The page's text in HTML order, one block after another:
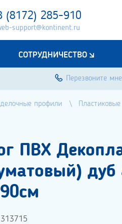
(8172) 285-910
support@kontinent.ru
СОТРУДНИЧЕСТВО
Перезвоните мне
профили Пластиковые
ПВХ
дуб